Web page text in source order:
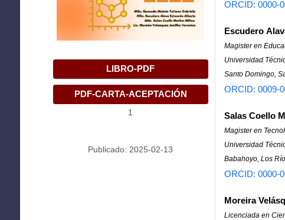
LIBRO-PDF
PDF-CARTA-ACEPTACIÓN
1
Publicado: 2025-02-13
ORCID: 0000-
Escudero
Magister en
Universidad
Santo Domingo,
ORCID: 0009-
Salas Coello
Magister en
Universidad
Babahoyo, Los
ORCID: 0000-
Moreira
Licenciada en